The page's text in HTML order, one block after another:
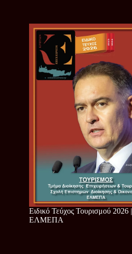
Ειδικό Τεύχος Τουρισμού 2026 |
ΕΛΜΕΠΑ